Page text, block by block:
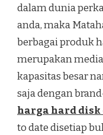
dalam dunia
anda, maka
berbagai produk
merupakan
kapasitas besar
saja dengan
harga hard
to date disetiap